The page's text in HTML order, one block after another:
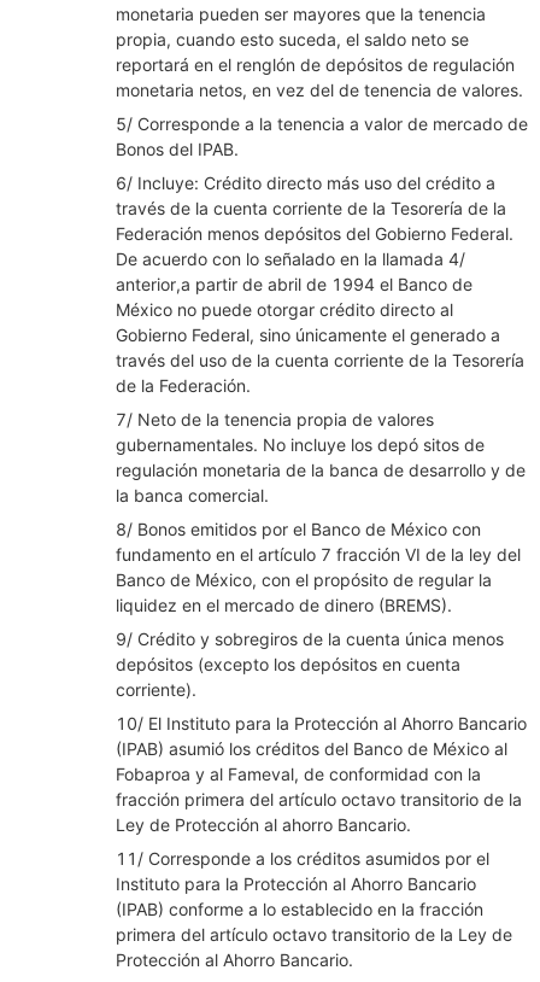
monetaria pueden ser mayores que la tenencia
propia, cuando esto suceda, el saldo neto se
reportará en el renglón de depósitos de regulación
monetaria netos, en vez del de tenencia de valores.
5/ Corresponde a la tenencia a valor de mercado de
Bonos del IPAB.
6/ Incluye: Crédito directo más uso del crédito a
través de la cuenta corriente de la Tesorería de la
Federación menos depósitos del Gobierno Federal.
De acuerdo con lo señalado en la llamada 4/
anterior,a partir de abril de 1994 el Banco de
México no puede otorgar crédito directo al
Gobierno Federal, sino únicamente el generado a
través del uso de la cuenta corriente de la Tesorería
de la Federación.
7/ Neto de la tenencia propia de valores
gubernamentales. No incluye los depó sitos de
regulación monetaria de la banca de desarrollo y de
la banca comercial.
8/ Bonos emitidos por el Banco de México con
fundamento en el artículo 7 fracción VI de la ley del
Banco de México, con el propósito de regular la
liquidez en el mercado de dinero (BREMS).
9/ Crédito y sobregiros de la cuenta única menos
depósitos (excepto los depósitos en cuenta
corriente).
10/ El Instituto para la Protección al Ahorro Bancario
(IPAB) asumió los créditos del Banco de México al
Fobaproa y al Fameval, de conformidad con la
fracción primera del artículo octavo transitorio de la
Ley de Protección al ahorro Bancario.
11/ Corresponde a los créditos asumidos por el
Instituto para la Protección al Ahorro Bancario
(IPAB) conforme a lo establecido en la fracción
primera del artículo octavo transitorio de la Ley de
Protección al Ahorro Bancario.